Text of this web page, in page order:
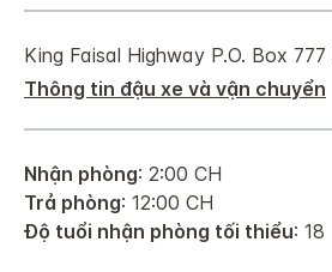
King Faisal Highway P.O. Box 777
Thông tin đậu xe và vận chuyển
Nhận phòng: 2:00 CH
Trả phòng: 12:00 CH
Độ tuổi nhận phòng tối thiểu: 18